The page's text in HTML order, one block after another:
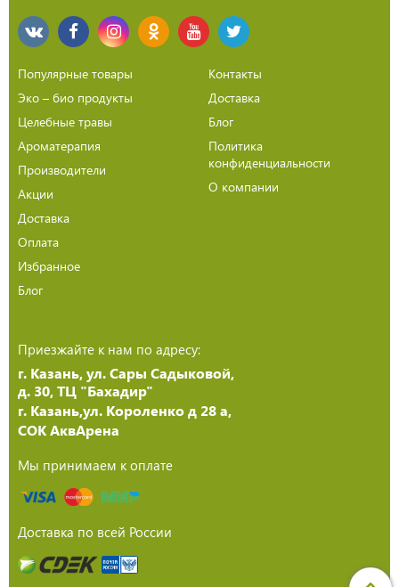
Популярные товары
Эко – био продукты
Целебные травы
Ароматерапия
Производители
Акции
Доставка
Оплата
Избранное
Блог
Контакты
Доставка
Блог
Политика
конфиденциальности
О компании
Приезжайте к нам по адресу:
г. Казань, ул. Сары Садыковой,
д. 30, ТЦ "Бахадир"
г. Казань,ул. Короленко д 28 а,
СОК АквАрена
Мы принимаем к оплате
Доставка по всей России